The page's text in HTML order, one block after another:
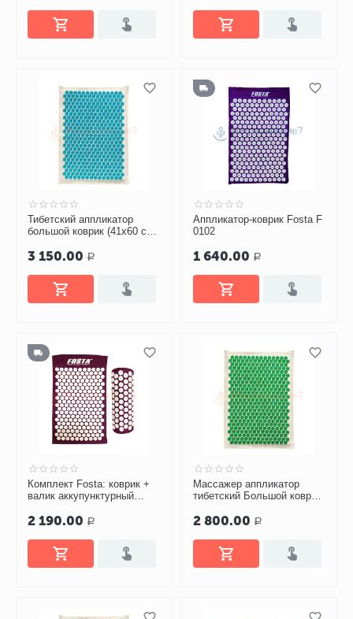
Тибетский аппликатор
большой коврик (41х60 см)
3 150.00 Р
Аппликатор-коврик Fosta F
0102
1 640.00 Р
Комплект Fosta: коврик +
валик аккупунктурный
2 190.00 Р
Массажер аппликатор
тибетский Большой коврик
2 800.00 Р